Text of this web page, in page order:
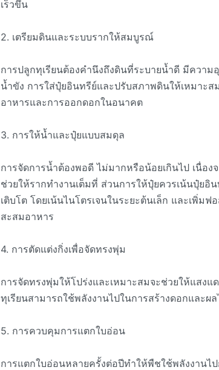
เร็วขึ้น
2. เตรียมดินและระบบรากให้สมบูรณ์
การปลูกทุเรียนต้องคำนึงถึงดินที่ระบายน้ำดี มีควา
น้ำขัง การใส่ปุ๋ยอินทรีย์และปรับสภาพดินให้เหมาะส
อาหารและการออกดอกในอนาคต
3. การให้น้ำและปุ๋ยแบบสมดุล
การจัดการน้ำต้องพอดี ไม่มากหรือน้อยเกินไป เนื่อ
ช่วยให้รากทำงานเต็มที่ ส่วนการให้ปุ๋ยควรเน้นปุ๋ยอิ
เติบโต โดยเน้นไนโตรเจนในระยะต้นเล็ก และเพิ่ม
สะสมอาหาร
4. การตัดแต่งกิ่งเพื่อจัดทรงพุ่ม
การจัดทรงพุ่มให้โปร่งและเหมาะสมจะช่วยให้แสง
ทุเรียนสามารถใช้พลังงานไปในการสร้างดอกและ
5. การควบคุมการแตกใบอ่อน
การแตกใบอ่อนหลายครั้งต่อปีทำให้พืชใช้พลังงานไ